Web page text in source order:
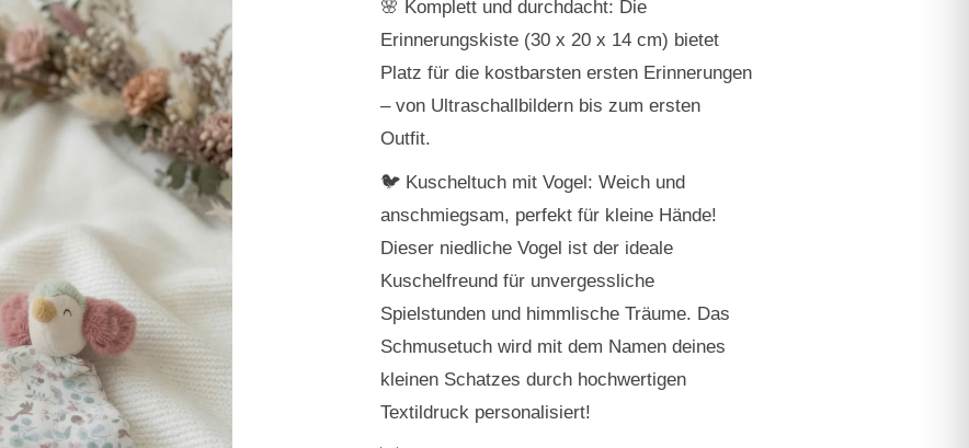
🌸 Komplett und durchdacht: Die
Erinnerungskiste (30 x 20 x 14 cm) bietet
Platz für die kostbarsten ersten Erinnerungen
– von Ultraschallbildern bis zum ersten
Outfit.
🐦 Kuscheltuch mit Vogel: Weich und
anschmiegsam, perfekt für kleine Hände!
Dieser niedliche Vogel ist der ideale
Kuschelfreund für unvergessliche
Spielstunden und himmlische Träume. Das
Schmusetuch wird mit dem Namen deines
kleinen Schatzes durch hochwertigen
Textildruck personalisiert!